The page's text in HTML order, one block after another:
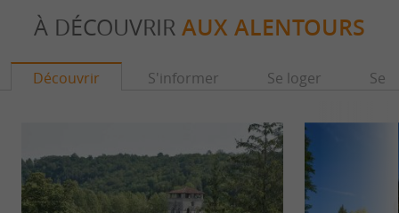
À DÉCOUVRIR AUX ALENTOURS
Découvrir S'informer Se loger Se